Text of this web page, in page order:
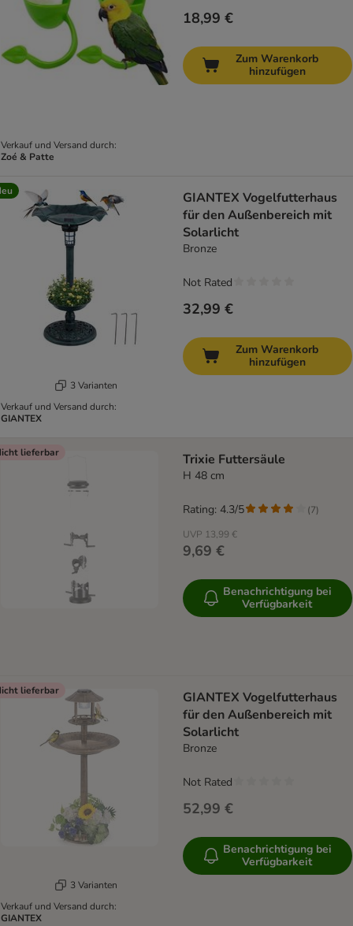
Verkauf und Versand durch:
Zoé & Patte
18,99 €
Zum Warenkorb
hinzufügen
3 Varianten
Verkauf und Versand durch:
GIANTEX
GIANTEX Vogelfutterhaus
für den Außenbereich mit
Solarlicht
Bronze
32,99 €
Not Rated
Zum Warenkorb
hinzufügen
lieferbar Trixie Futtersäule
H 48 cm
UVP 13,99 €
9,69 €
Rating: 4.3/5 (7)
Benachrichtigung bei
Verfügbarkeit
lieferbar
3 Varianten
Verkauf und Versand durch:
GIANTEX
GIANTEX Vogelfutterhaus
für den Außenbereich mit
Solarlicht
Bronze
52,99 €
Not Rated
Benachrichtigung bei
Verfügbarkeit